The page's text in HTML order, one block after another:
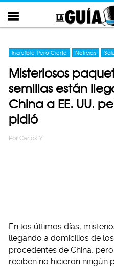
Increíble Pero Cierto Noticias
Misteriosos
semillas están
China a EE. UU.
pidió
Por Carlos Y
En los últimos días,
llegando a domicilios de
procedentes de China,
reciben no hicieron ningún